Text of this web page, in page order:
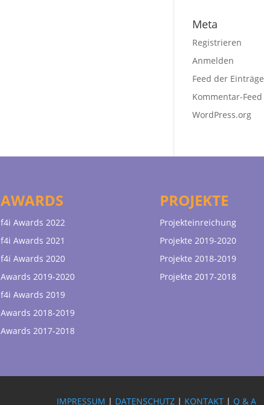
Meta
Registrieren
Anmelden
Feed der Einträge
Kommentar-Feed
WordPress.org
AWARDS
f4i Awards 2022
f4i Awards 2021
f4i Awards 2020
Awards 2019-2020
f4i Awards 2019
Awards 2018-2019
Awards 2017-2018
PROJEKTE
Projekteinreichung
Projekte 2019-2020
Projekte 2018-2019
Projekte 2017-2018
IMPRESSUM | DATENSCHUTZ | KONTAKT | Q & A